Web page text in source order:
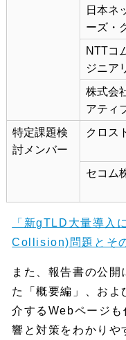
日本ネ
ーズ・
NTTコ
ジニア
株式会
アティ
特定課題検
討メンバー
クロス
セコム
「新gTLD大量導入
Collision)問題とそ
また、報告書の公
た「概要編」、およ
介するWebページ
響と対策をわかりや